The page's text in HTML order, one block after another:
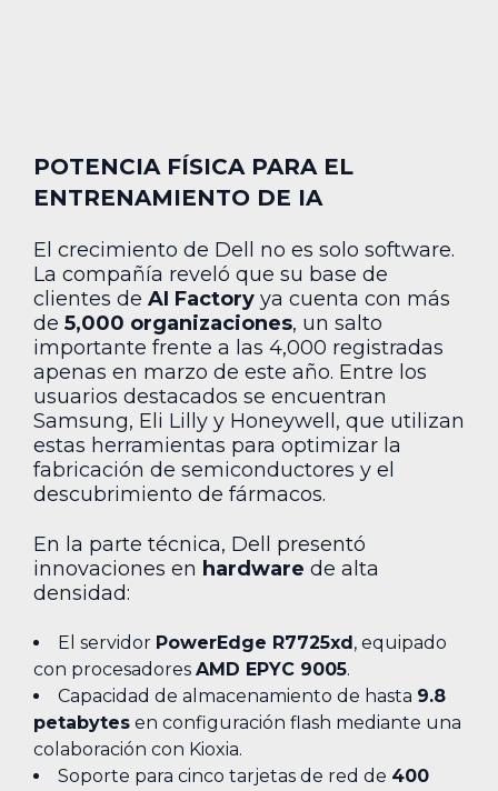
POTENCIA FÍSICA PARA EL
ENTRENAMIENTO DE IA
El crecimiento de Dell no es solo software.
La compañía reveló que su base de
clientes de AI Factory ya cuenta con más
de 5,000 organizaciones, un salto
importante frente a las 4,000 registradas
apenas en marzo de este año. Entre los
usuarios destacados se encuentran
Samsung, Eli Lilly y Honeywell, que utilizan
estas herramientas para optimizar la
fabricación de semiconductores y el
descubrimiento de fármacos.
En la parte técnica, Dell presentó
innovaciones en hardware de alta
densidad:
El servidor PowerEdge R7725xd , equipado
con procesadores AMD EPYC 9005.
Capacidad de almacenamiento de hasta 9.8
petabytes en configuración flash mediante una
colaboración con Kioxia.
Soporte para cinco tarjetas de red de 400